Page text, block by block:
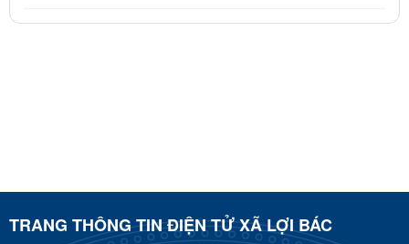
TRANG THÔNG TIN ĐIỆN TỬ XÃ LỢI BÁC